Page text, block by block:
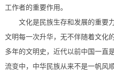
工作者的重要作用。
文化是民族生存和发展的重要
文明每一次升华，无不伴随着文化
多年的文明史，近代以前中国一直
流变中，中华民族从来不是一帆风